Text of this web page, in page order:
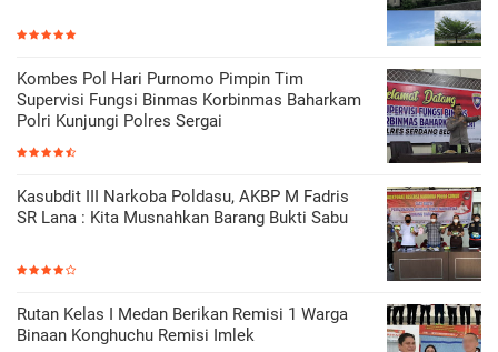
Kombes Pol Hari Purnomo Pimpin Tim
Supervisi Fungsi Binmas Korbinmas Baharkam
Polri Kunjungi Polres Sergai
Kasubdit III Narkoba Poldasu, AKBP M Fadris
SR Lana : Kita Musnahkan Barang Bukti Sabu
Rutan Kelas I Medan Berikan Remisi 1 Warga
Binaan Konghuchu Remisi Imlek